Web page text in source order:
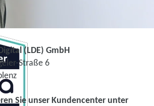
(LDE) GmbH
Straße 6
Sie unser Kundencenter unter